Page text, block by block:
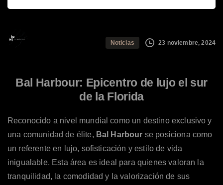
Noticias 23 noviembre, 2024
Bal Harbour: Epicentro de lujo el sur
de la Florida
Reconocido a nivel mundial como un destino exclusivo y
una comunidad de élite, Bal Harbour se posiciona como
un referente en lujo, sofisticación y estilo de vida
inigualable. Esta área es ideal para quienes valoran la
tranquilidad, la comodidad y la valorización de sus